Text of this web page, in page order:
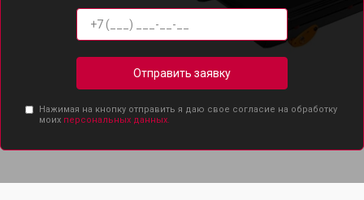
Отправить заявку
Нажимая на кнопку отправить я даю свое согласие на обработку
моих персональных данных.